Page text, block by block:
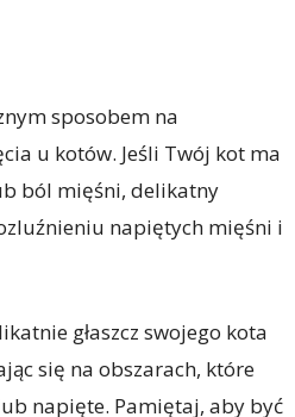
sposobem na
u kotów. Jeśli Twój kot ma
ból mięśni, delikatny
napiętych mięśni i
głaszcz swojego kota
się na obszarach, które
napięte. Pamiętaj, aby być